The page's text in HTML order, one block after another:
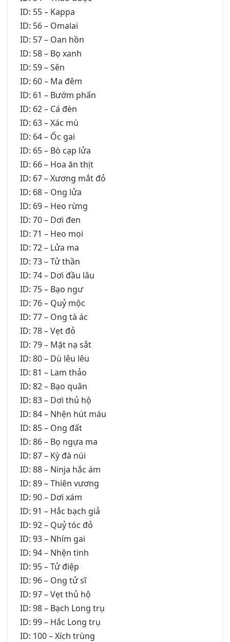
ID: 55 – Kappa
ID: 56 – Omalai
ID: 57 – Oan hồn
ID: 58 – Bọ xanh
ID: 59 – Sên
ID: 60 – Ma đêm
ID: 61 – Bướm phấn
ID: 62 – Cá đèn
ID: 63 – Xác mù
ID: 64 – Ốc gai
ID: 65 – Bò cạp lửa
ID: 66 – Hoa ăn thịt
ID: 67 – Xương mắt đỏ
ID: 68 – Ong lửa
ID: 69 – Heo rừng
ID: 70 – Dơi đen
ID: 71 – Heo mọi
ID: 72 – Lửa ma
ID: 73 – Tử thần
ID: 74 – Dơi đầu lâu
ID: 75 – Bạo ngư
ID: 76 – Quỷ mộc
ID: 77 – Ong tà ác
ID: 78 – Vẹt đỏ
ID: 79 – Mặt nạ sắt
ID: 80 – Dù lêu lêu
ID: 81 – Lam thảo
ID: 82 – Bạo quân
ID: 83 – Dơi thủ hộ
ID: 84 – Nhện hút máu
ID: 85 – Ong đất
ID: 86 – Bọ ngựa ma
ID: 87 – Kỳ đà núi
ID: 88 – Ninja hắc ám
ID: 89 – Thiên vương
ID: 90 – Dơi xám
ID: 91 – Hắc bạch giả
ID: 92 – Quỷ tóc đỏ
ID: 93 – Nhím gai
ID: 94 – Nhện tinh
ID: 95 – Tử điệp
ID: 96 – Ong tử sĩ
ID: 97 – Vẹt thủ hộ
ID: 98 – Bạch Long trụ
ID: 99 – Hắc Long trụ
ID: 100 – Xích trùng